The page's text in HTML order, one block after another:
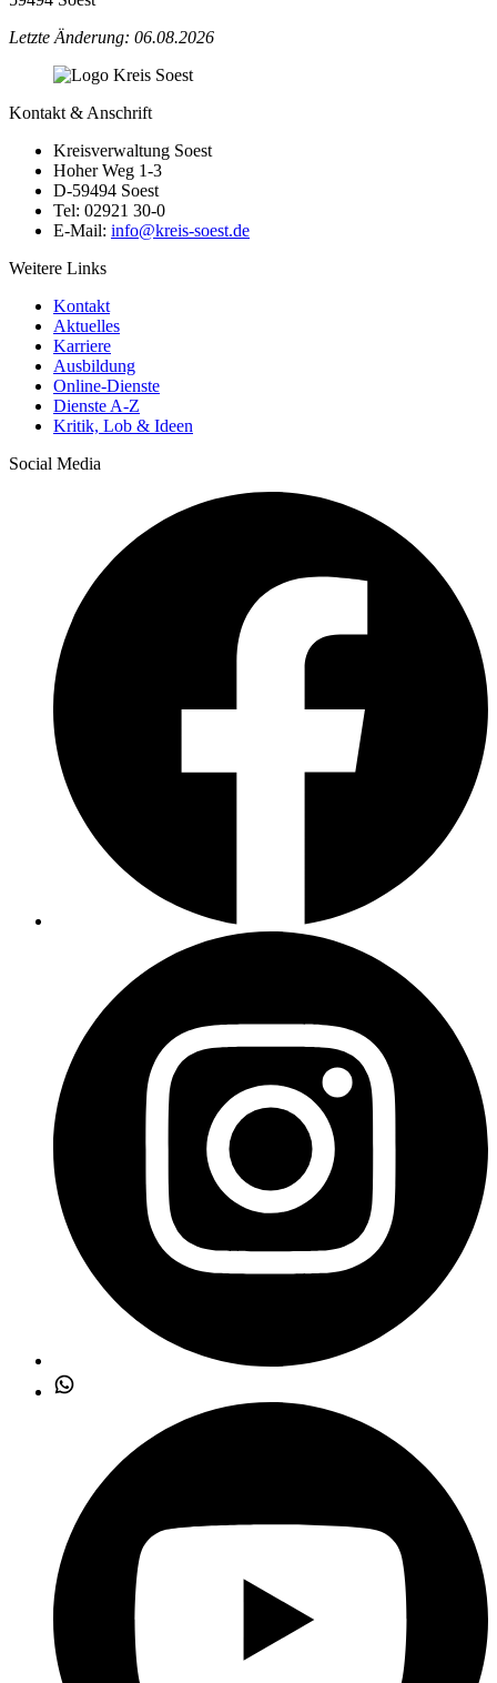
Letzte Änderung: 06.08.2026
Kontakt & Anschrift
Kreisverwaltung Soest
Hoher Weg 1-3
D-59494 Soest
Tel: 02921 30-0
E-Mail: info@​kreis-soest.de
Weitere Links
Kontakt
Aktuelles
Karriere
Ausbildung
Online-Dienste
Dienste A-Z
Kritik, Lob & Ideen
Social Media